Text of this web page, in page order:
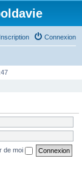
Connexion
Inscription
de moi